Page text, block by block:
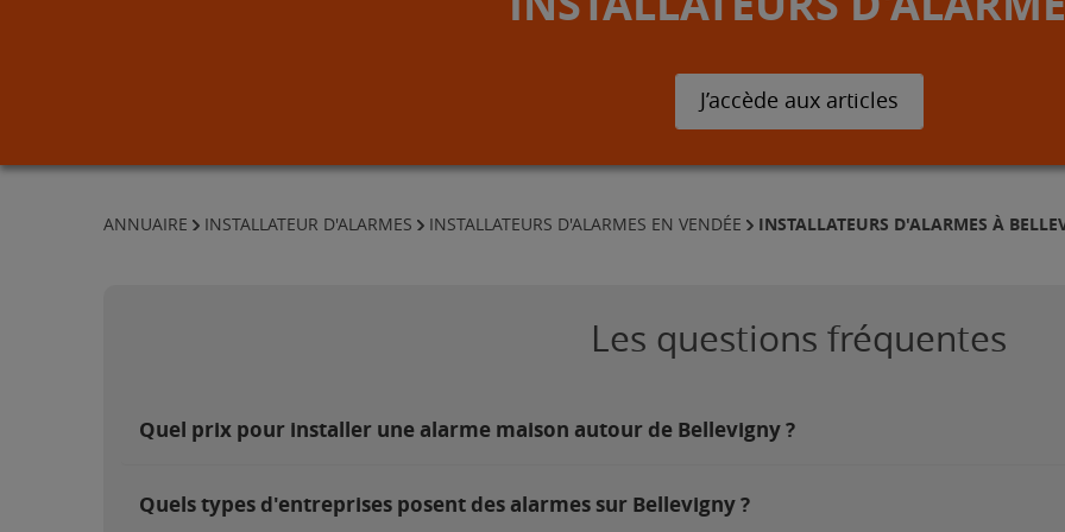
J’accède aux articles
ANNUAIRE INSTALLATEUR D'ALARMES INSTALLATEURS D'ALARMES EN VENDÉE INSTALLATEURS D'ALARMES À
Les questions fréquentes
Quel prix pour installer une alarme maison autour de Bellevigny ?
Quels types d'entreprises posent des alarmes sur Bellevigny ?